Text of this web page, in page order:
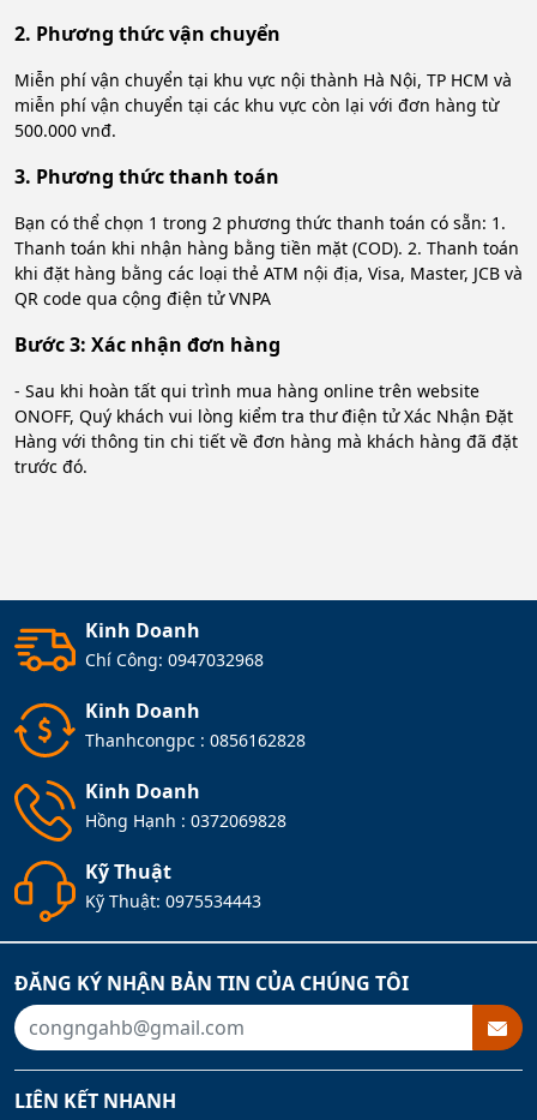
2. Phương thức vận chuyển
Miễn phí vận chuyển tại khu vực nội thành Hà Nội, TP HCM và
miễn phí vận chuyển tại các khu vực còn lại với đơn hàng từ
500.000 vnđ.
3. Phương thức thanh toán
Bạn có thể chọn 1 trong 2 phương thức thanh toán có sẵn: 1.
Thanh toán khi nhận hàng bằng tiền mặt (COD). 2. Thanh toán
khi đặt hàng bằng các loại thẻ ATM nội địa, Visa, Master, JCB và
QR code qua cộng điện tử VNPA
Bước 3: Xác nhận đơn hàng
- Sau khi hoàn tất qui trình mua hàng online trên website
ONOFF, Quý khách vui lòng kiểm tra thư điện tử Xác Nhận Đặt
Hàng với thông tin chi tiết về đơn hàng mà khách hàng đã đặt
trước đó.
Kinh Doanh
Chí Công: 0947032968
Kinh Doanh
Thanhcongpc : 0856162828
Kinh Doanh
Hồng Hạnh : 0372069828
Kỹ Thuật
Kỹ Thuật: 0975534443
LIÊN KẾT NHANH
ĐĂNG KÝ NHẬN BẢN TIN CỦA CHÚNG TÔI